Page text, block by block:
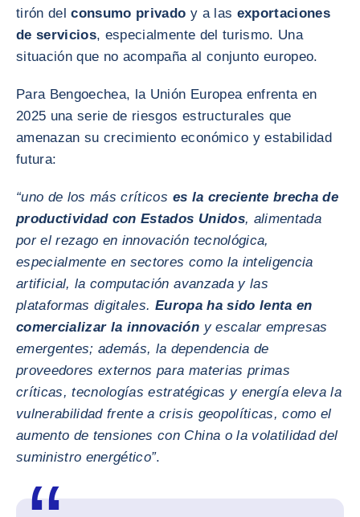
tirón delconsumo privado y a las exportaciones
de servicios, especialmente del turismo. Una
situación que no acompaña al conjunto europeo.
Para Bengoechea, la Unión Europea enfrenta en
2025 una serie de riesgos estructurales que
amenazan su crecimiento económico y estabilidad
futura:
“uno de los más críticos es la creciente brecha de
productividad con Estados Unidos, alimentada
por el rezago en innovación tecnológica,
especialmente en sectores como la inteligencia
artificial, la computación avanzada y las
plataformas digitales. Europa ha sido lenta en
comercializar la innovación y escalar empresas
emergentes; además, la dependencia de
proveedores externos para materias primas
críticas, tecnologías estratégicas y energía eleva la
vulnerabilidad frente a crisis geopolíticas, como el
aumento de tensiones con China o la volatilidad del
suministro energético”.